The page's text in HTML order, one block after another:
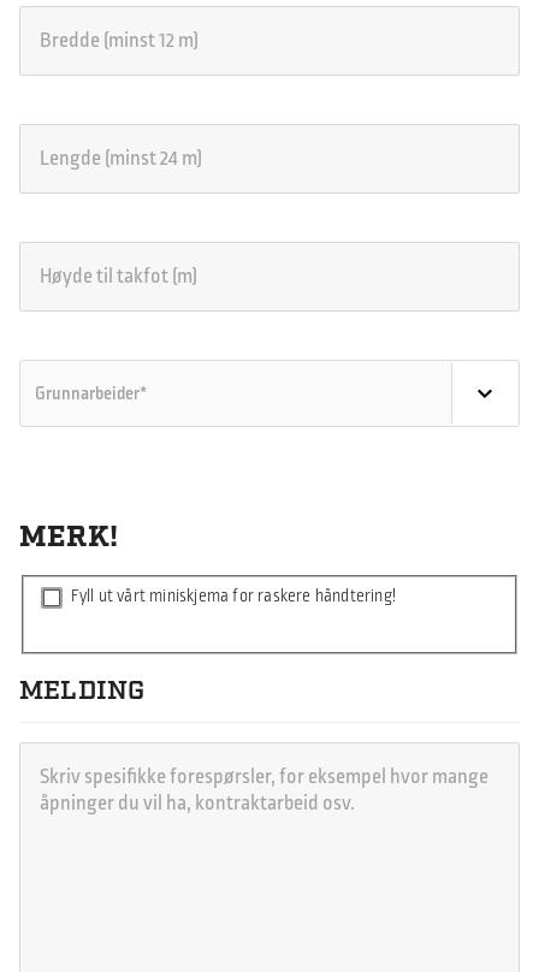
MERK!
Fyll ut vårt miniskjema for raskere håndtering!
MELDING